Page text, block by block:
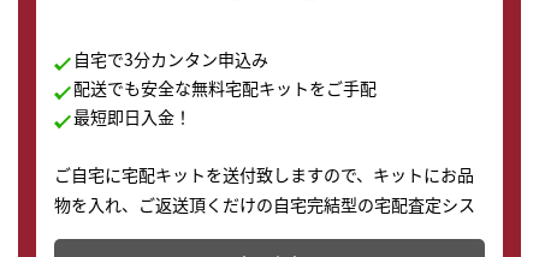
自宅で3分カンタン申込み
配送でも安全な無料宅配キットをご手配
最短即日入金！
ご自宅に宅配キットを送付致しますので、キットにお品
物を入れ、ご返送頂くだけの自宅完結型の宅配査定シス
テムです。